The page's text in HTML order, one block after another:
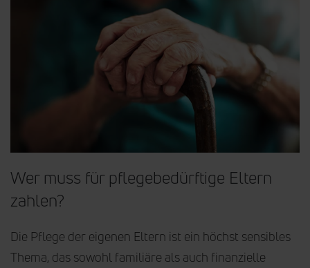
Wer muss für pflegebedürftige Eltern
zahlen?
Die Pflege der eigenen Eltern ist ein höchst sensibles
Thema, das sowohl familiäre als auch finanzielle